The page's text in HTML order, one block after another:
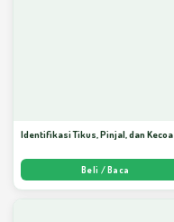
Identifikasi Tikus, Pinjal, dan Kecoa
Beli / Baca